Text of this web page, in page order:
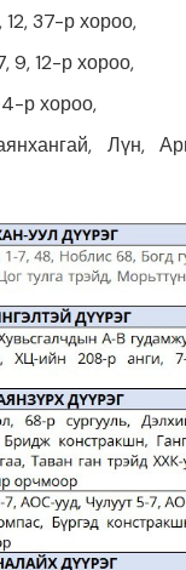
37-р хороо,
9, 12-р хороо,
р хороо,
Лүн,